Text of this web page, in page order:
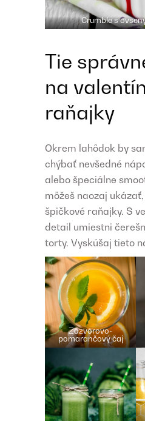
Crumble s
Tie
na
raňajky
Okrem lahôdok by
chýbať nevšedné
alebo špeciálne
môžeš naozaj
špičkové raňajky. S
detail umiestni
torty. Vyskúšaj tieto
Zázvorovo-
pomarančový čaj